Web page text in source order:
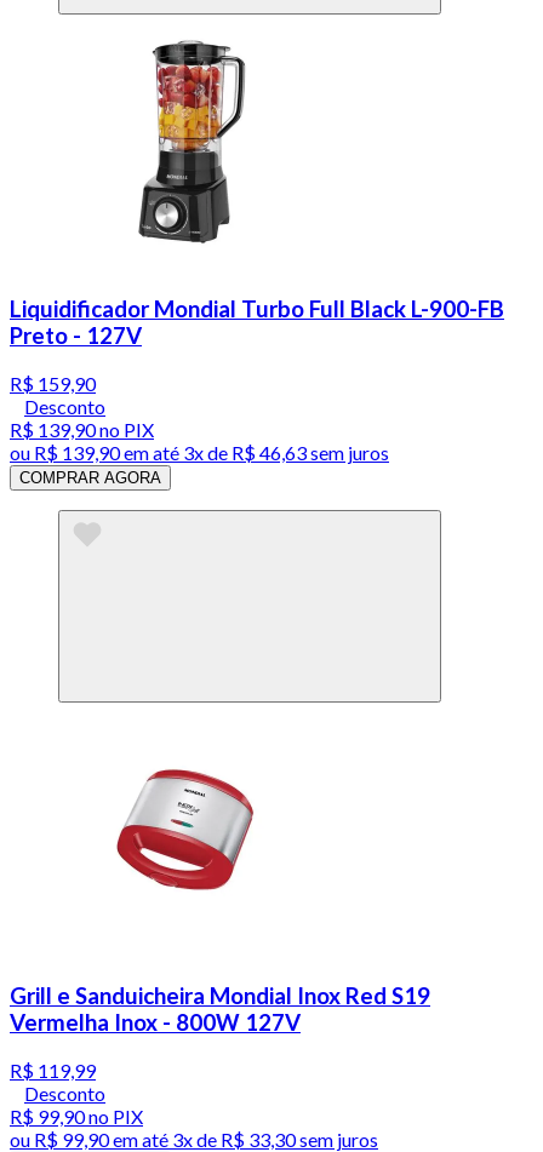
Liquidificador Mondial Turbo Full Black L-900-FB
Preto - 127V
R$ 159,90
Desconto
R$ 139,90no PIX
ou R$ 139,90em até 3x de R$ 46,63 sem juros
COMPRAR AGORA
Grill e Sanduicheira Mondial Inox Red S19
Vermelha Inox - 800W 127V
R$ 119,99
Desconto
R$ 99,90no PIX
ou R$ 99,90em até 3x de R$ 33,30 sem juros